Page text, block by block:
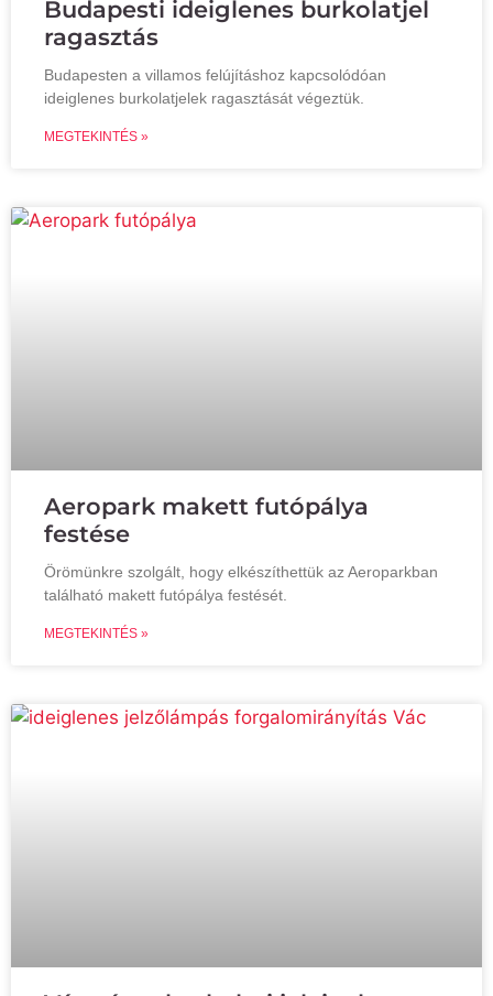
Budapesti ideiglenes burkolatjel
ragasztás
Budapesten a villamos felújításhoz kapcsolódóan
ideiglenes burkolatjelek ragasztását végeztük.
MEGTEKINTÉS »
Aeropark makett futópálya
festése
Örömünkre szolgált, hogy elkészíthettük az Aeroparkban
található makett futópálya festését.
MEGTEKINTÉS »